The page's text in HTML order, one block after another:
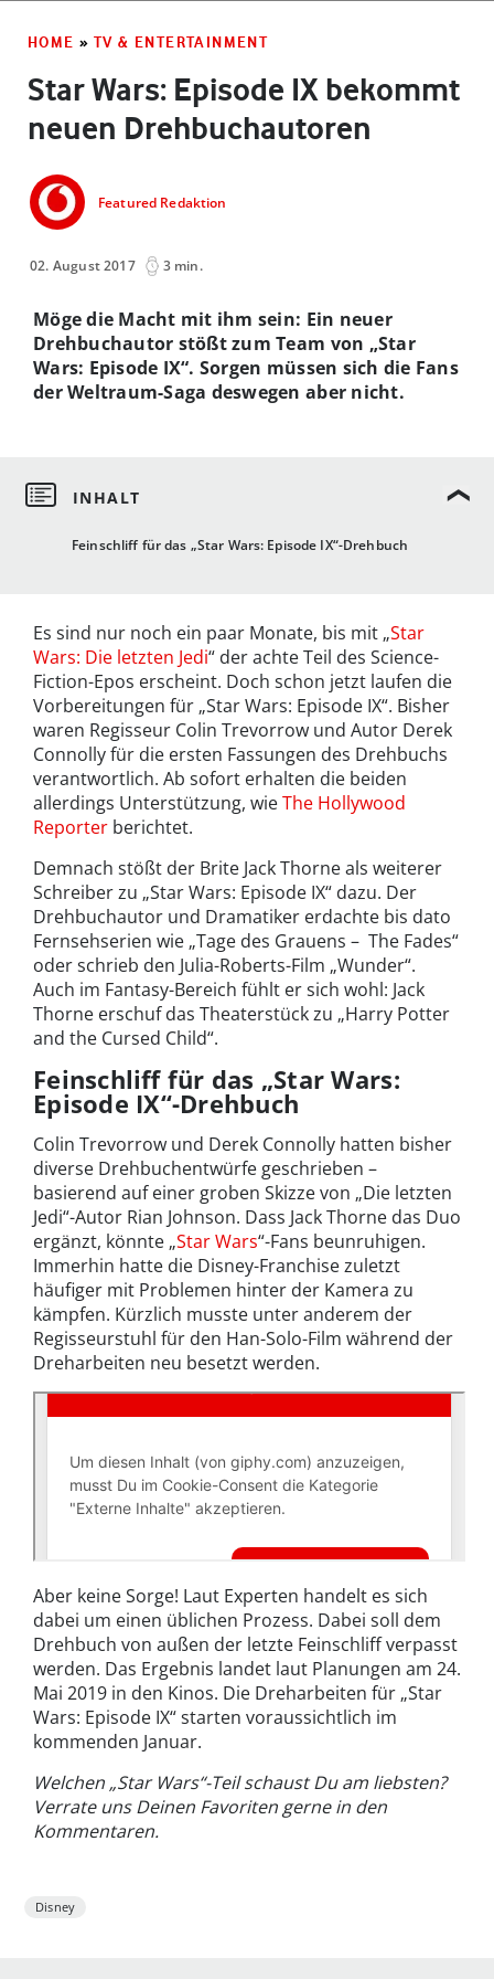
HOME » TV & ENTERTAINMENT
Star Wars: Episode IX bekommt
neuen Drehbuchautoren
Featured Redaktion
02. August 2017 3 min.
Feinschliff für das „Star Wars: Episode IX“-Drehbuch
Möge die Macht mit ihm sein: Ein neuer
Drehbuchautor stößt zum Team von „Star
Wars: Episode IX“. Sorgen müssen sich die Fans
der Weltraum-Saga deswegen aber nicht.
Es sind nur noch ein paar Monate, bis mit „Star
Wars: Die letzten Jedi“ der achte Teil des Science-
Fiction-Epos erscheint. Doch schon jetzt laufen die
Vorbereitungen für „Star Wars: Episode IX“. Bisher
waren Regisseur Colin Trevorrow und Autor Derek
Connolly für die ersten Fassungen des Drehbuchs
verantwortlich. Ab sofort erhalten die beiden
allerdings Unterstützung, wieThe Hollywood
Reporter berichtet.
Demnach stößt der Brite Jack Thorne als weiterer
Schreiber zu „Star Wars: Episode IX“ dazu. Der
Drehbuchautor und Dramatiker erdachte bis dato
Fernsehserien wie „Tage des Grauens – The Fades“
oder schrieb den Julia-Roberts-Film „Wunder“.
Auch im Fantasy-Bereich fühlt er sich wohl: Jack
Thorne erschuf das Theaterstück zu „Harry Potter
and the Cursed Child“.
Feinschliff für das „Star Wars:
Episode IX“-Drehbuch
Colin Trevorrow und Derek Connolly hatten bisher
diverse Drehbuchentwürfe geschrieben –
basierend auf einer groben Skizze von „Die letzten
Jedi“-Autor Rian Johnson. Dass Jack Thorne das Duo
ergänzt, könnte „Star Wars“-Fans beunruhigen.
Immerhin hatte die Disney-Franchise zuletzt
häufiger mit Problemen hinter der Kamera zu
kämpfen. Kürzlich musste unter anderem der
Regisseurstuhl für den Han-Solo-Film während der
Dreharbeiten neu besetzt werden.
Aber keine Sorge! Laut Experten handelt es sich
dabei um einen üblichen Prozess. Dabei soll dem
Drehbuch von außen der letzte Feinschliff verpasst
werden. Das Ergebnis landet laut Planungen am 24.
Mai 2019 in den Kinos. Die Dreharbeiten für „Star
Wars: Episode IX“ starten voraussichtlich im
kommenden Januar.
Welchen „Star Wars“-Teil schaust Du am liebsten?
Verrate uns Deinen Favoriten gerne in den
Kommentaren.
Disney